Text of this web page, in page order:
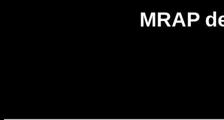
MRAP